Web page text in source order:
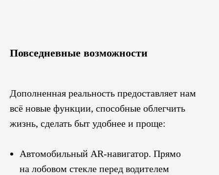
Повседневные возможности
Дополненная реальность предоставляет нам
всё новые функции, способные облегчить
жизнь, сделать быт удобнее и проще:
Автомобильный AR-навигатор. Прямо
на лобовом стекле перед водителем